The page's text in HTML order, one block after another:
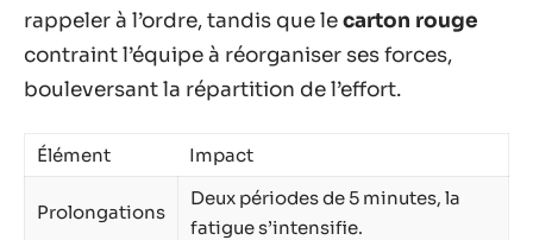
rappeler à l’ordre, tandis que lecarton rouge
contraint l’équipe à réorganiser ses forces,
bouleversant la répartition de l’effort.
Élément Impact
Prolongations
Deux périodes de 5 minutes, la
fatigue s’intensifie.